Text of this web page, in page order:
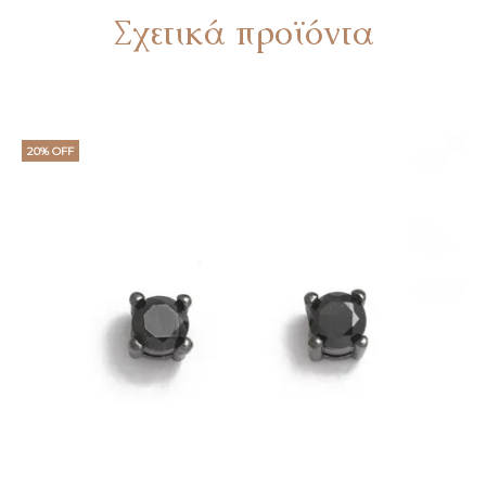
Σχετικά προϊόντα
20% OFF